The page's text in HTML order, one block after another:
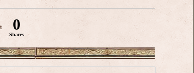
0
Shares